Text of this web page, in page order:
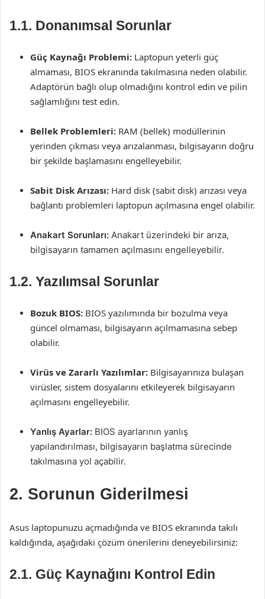
1.1. Donanımsal Sorunlar
Güç Kaynağı Problemi: Laptopun yeterli güç
almaması, BIOS ekranında takılmasına neden olabilir.
Adaptörün bağlı olup olmadığını kontrol edin ve pilin
sağlamlığını test edin.
Bellek Problemleri: RAM (bellek) modüllerinin
yerinden çıkması veya arızalanması, bilgisayarın doğru
bir şekilde başlamasını engelleyebilir.
Sabit Disk Arızası: Hard disk (sabit disk) arızası veya
bağlantı problemleri laptopun açılmasına engel olabilir.
Anakart Sorunları: Anakart üzerindeki bir arıza,
bilgisayarın tamamen açılmasını engelleyebilir.
1.2. Yazılımsal Sorunlar
Bozuk BIOS: BIOS yazılımında bir bozulma veya
güncel olmaması, bilgisayarın açılmamasına sebep
olabilir.
Virüs ve Zararlı Yazılımlar: Bilgisayarınıza bulaşan
virüsler, sistem dosyalarını etkileyerek bilgisayarın
açılmasını engelleyebilir.
Yanlış Ayarlar: BIOS ayarlarının yanlış
yapılandırılması, bilgisayarın başlatma sürecinde
takılmasına yol açabilir.
2. Sorunun Giderilmesi
Asus laptopunuzu açmadığında ve BIOS ekranında takılı
kaldığında, aşağıdaki çözüm önerilerini deneyebilirsiniz:
2.1. Güç Kaynağını Kontrol Edin